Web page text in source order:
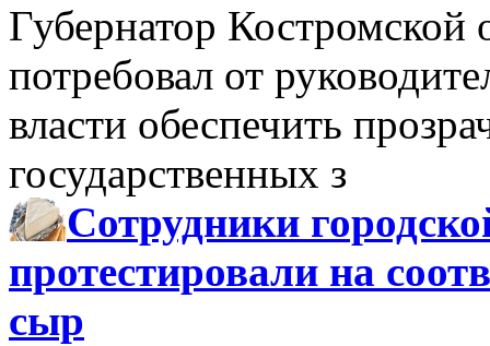
Губернатор Костромской
потребовал от
власти обеспечить
государственных з
Сотрудники
протестировали на
сыр